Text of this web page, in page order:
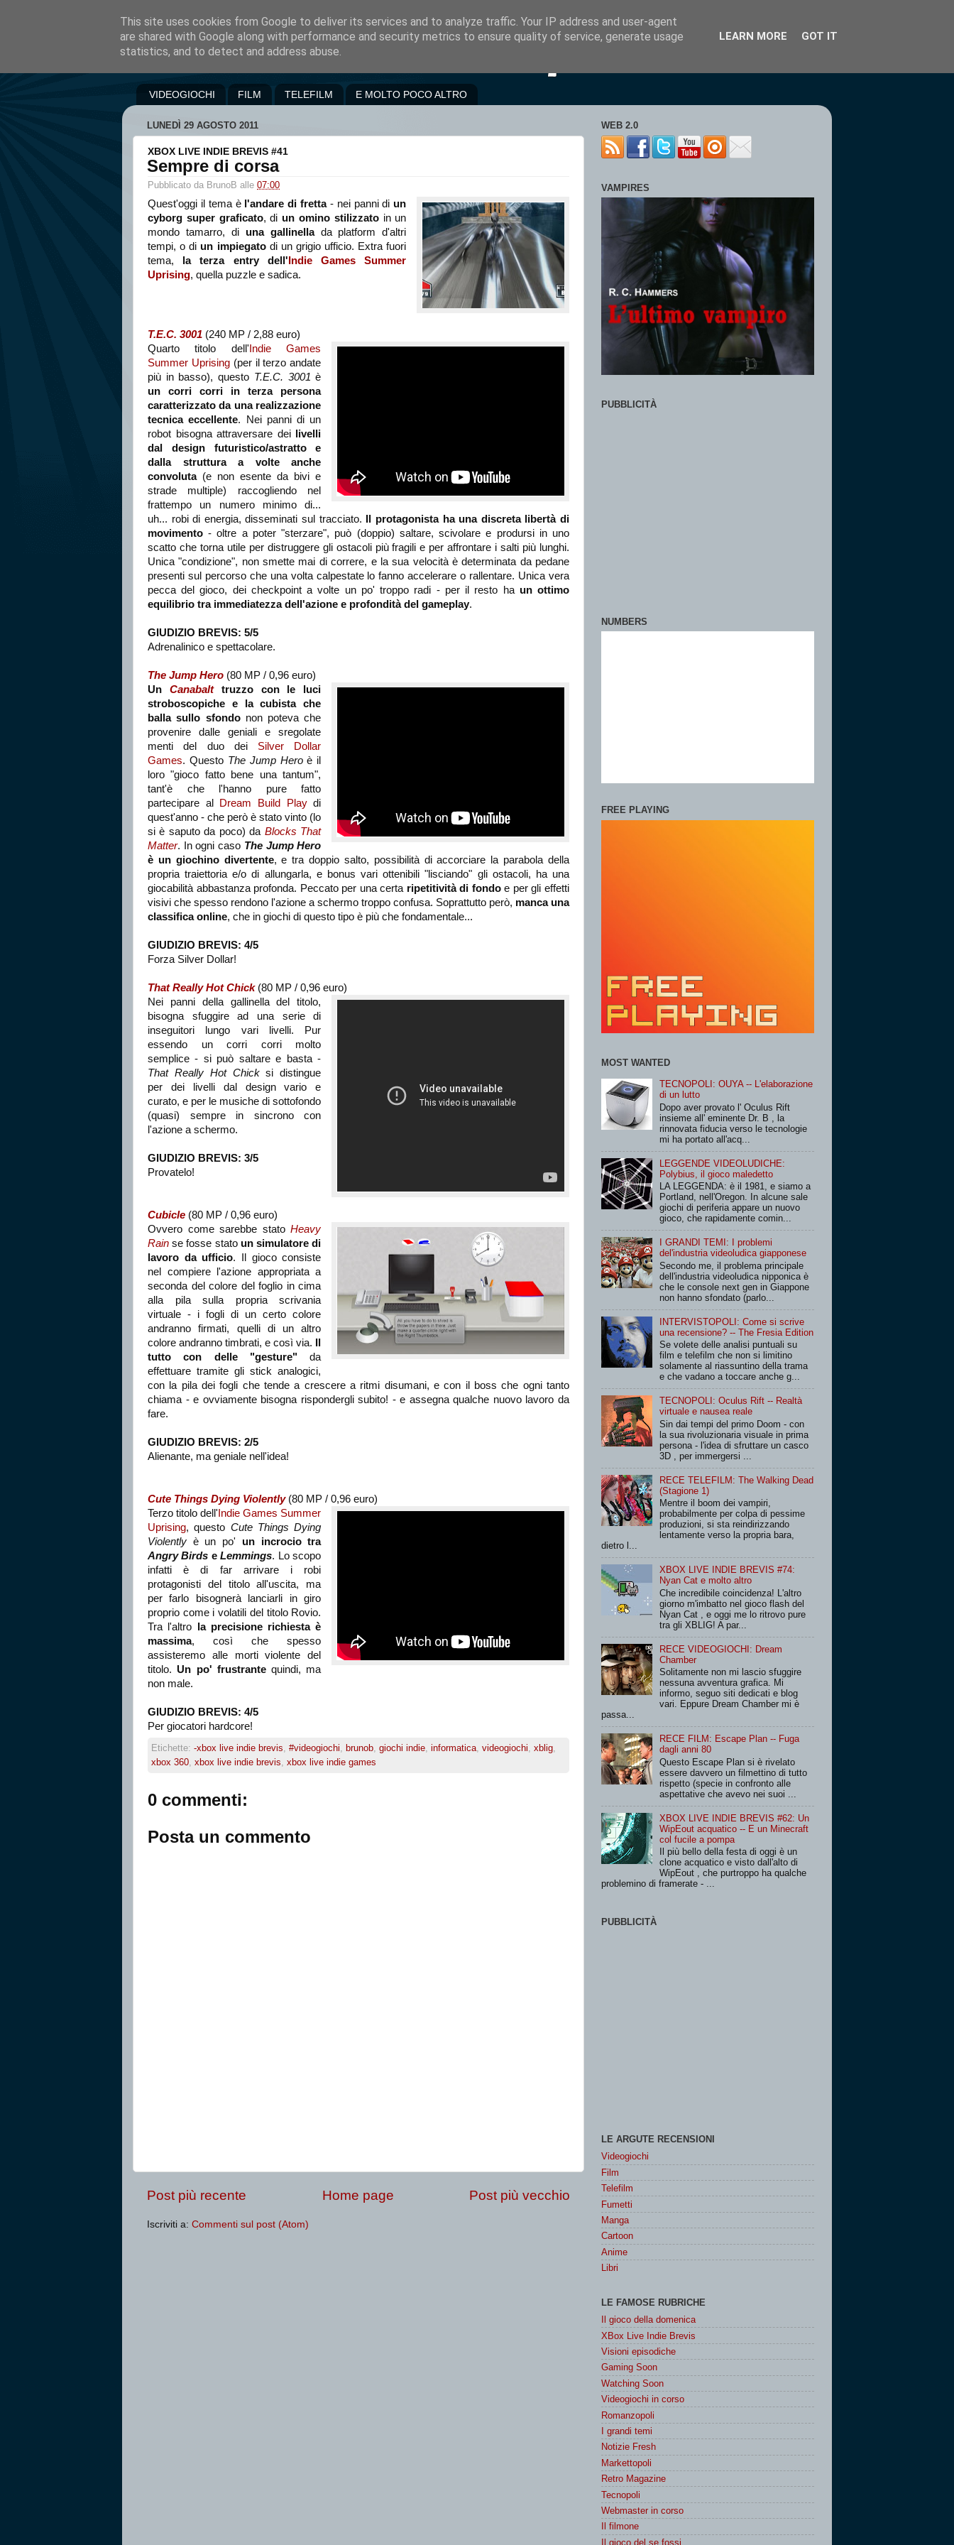
VIDEOGIOCHI FILM TELEFILM E MOLTO POCO ALTRO
LUNEDÌ 29 AGOSTO 2011
XBOX LIVE INDIE BREVIS #41
Sempre di corsa
Pubblicato da BrunoB alle 07:00
Quest'oggi il tema è l'andare di fretta- nei panni di un
cyborg super graficato, di un omino stilizzatoin un
mondo tamarro, di una gallinellada platform d'altri
tempi, o di un impiegatodi un grigio ufficio. Extra fuori
tema,
la terza entry dell' Indie Games Summer
Uprising, quella puzzle e sadica.
T.E.C. 3001 (240 MP / 2,88 euro)
Quarto titolo dell' Indie Games
Summer Uprising(per il terzo andate
più in basso), questo T.E.C. 3001 è
un corri corri in terza persona
caratterizzato da una realizzazione
tecnica eccellente. Nei panni di un
robot bisogna attraversare dei
livelli
dal design futuristico/astratto e
dalla struttura a volte anche
convoluta(e non esente da bivi e
strade multiple) raccogliendo nel
frattempo un numero minimo di...
uh... robi di energia, disseminati sul tracciato.
Il protagonista ha una discreta libertà di
movimento - oltre a poter "sterzare", può (doppio) saltare, scivolare e prodursi in uno
scatto che torna utile per distruggere gli ostacoli più fragili e per affrontare i salti più lunghi.
Unica "condizione", non smette mai di correre, e la sua velocità è determinata da pedane
presenti sul percorso che una volta calpestate lo fanno accelerare o rallentare. Unica vera
pecca del gioco, dei checkpoint a volte un po' troppo radi - per il resto ha un ottimo
equilibrio tra immediatezza dell'azione e profondità del gameplay.
GIUDIZIO BREVIS: 5/5
Adrenalinico e spettacolare.
The Jump Hero (80 MP / 0,96 euro)
Un Canabalttruzzo con le luci
stroboscopiche e la cubista che
balla sullo sfondonon poteva che
provenire dalle geniali e sregolate
menti del duo dei Silver Dollar
Games. Questo The Jump Heroè il
loro "gioco fatto bene una tantum",
tant'è che l'hanno pure fatto
partecipare al
Dream Build Playdi
quest'anno - che però è stato vinto (lo
si è saputo da poco) da Blocks That
Matter. In ogni caso The Jump Hero
è un giochino divertente, e tra doppio salto, possibilità di accorciare la parabola della
propria traiettoria e/o di allungarla, e bonus vari ottenibili "lisciando" gli ostacoli, ha una
giocabilità abbastanza profonda. Peccato per una certa ripetitività di fondoe per gli effetti
visivi che spesso rendono l'azione a schermo troppo confusa. Soprattutto però, manca una
classifica online, che in giochi di questo tipo è più che fondamentale...
GIUDIZIO BREVIS: 4/5
Forza Silver Dollar!
That Really Hot Chick(80 MP / 0,96 euro)
Nei panni della gallinella del titolo,
bisogna sfuggire ad una serie di
inseguitori lungo vari livelli. Pur
essendo un corri corri molto
semplice - si può saltare e basta -
That Really Hot Chicksi distingue
per dei livelli dal design vario e
curato, e per le musiche di sottofondo
(quasi) sempre in sincrono con
l'azione a schermo.
GIUDIZIO BREVIS: 3/5
Provatelo!
Cubicle (80 MP / 0,96 euro)
Ovvero come sarebbe statoHeavy
Rain se fosse stato un simulatore di
lavoro da ufficio. Il gioco consiste
nel compiere l'azione appropriata a
seconda del colore del foglio in cima
alla pila sulla propria scrivania
virtuale - i fogli di un certo colore
andranno firmati, quelli di un altro
colore andranno timbrati, e così via. Il
tutto con delle "gesture" da
effettuare tramite gli stick analogici,
con la pila dei fogli che tende a crescere a ritmi disumani, e con il boss che ogni tanto
chiama - e ovviamente bisogna rispondergli subito! - e assegna qualche nuovo lavoro da
fare.
GIUDIZIO BREVIS: 2/5
Alienante, ma geniale nell'idea!
Cute Things Dying Violently(80 MP / 0,96 euro)
Terzo titolo dell'Indie Games Summer
Uprising, questo Cute Things Dying
Violently è un po' un incrocio tra
Angry Birds eLemmings. Lo scopo
infatti è di far arrivare i robi
protagonisti del titolo all'uscita, ma
per farlo bisognerà lanciarli in giro
proprio come i volatili del titolo Rovio.
Tra l'altro la precisione richiesta è
massima, così che spesso
assisteremo alle morti violente del
titolo. Un po' frustrantequindi, ma
non male.
GIUDIZIO BREVIS: 4/5
Per giocatori hardcore!
Etichette: -xbox live indie brevis #videogiochi brunob giochi indie informatica videogiochi xblig
xbox 360 xbox live indie brevis xbox live indie games
0 commenti:
Posta un commento
Post più recente Post più vecchio
Home page
Iscriviti a: Commenti sul post (Atom)
WEB 2.0
VAMPIRES
PUBBLICITÀ
NUMBERS
FREE PLAYING
MOST WANTED
TECNOPOLI: OUYA -- L'elaborazione
di un lutto
Dopo aver provato l' Oculus Rift
insieme all' eminente Dr. B , la
rinnovata fiducia verso le tecnologie
mi ha portato all'acq...
LEGGENDE VIDEOLUDICHE:
Polybius, il gioco maledetto
LA LEGGENDA: è il 1981, e siamo a
Portland, nell'Oregon. In alcune sale
giochi di periferia appare un nuovo
gioco, che rapidamente comin...
I GRANDI TEMI: I problemi
del'industria videoludica giapponese
Secondo me, il problema principale
dell'industria videoludica nipponica è
che le console next gen in Giappone
non hanno sfondato (parlo...
INTERVISTOPOLI: Come si scrive
una recensione? -- The Fresia Edition
Se volete delle analisi puntuali su
film e telefilm che non si limitino
solamente al riassuntino della trama
e che vadano a toccare anche g...
TECNOPOLI: Oculus Rift -- Realtà
virtuale e nausea reale
Sin dai tempi del primo Doom - con
la sua rivoluzionaria visuale in prima
persona - l'idea di sfruttare un casco
3D , per immergersi ...
RECE TELEFILM: The Walking Dead
(Stagione 1)
Mentre il boom dei vampiri,
probabilmente per colpa di pessime
produzioni, si sta reindirizzando
lentamente verso la propria bara,
dietro l...
XBOX LIVE INDIE BREVIS #74:
Nyan Cat e molto altro
Che incredibile coincidenza! L'altro
giorno m'imbatto nel gioco flash del
Nyan Cat , e oggi me lo ritrovo pure
tra gli XBLIG! A par...
RECE VIDEOGIOCHI: Dream
Chamber
Solitamente non mi lascio sfuggire
nessuna avventura grafica. Mi
informo, seguo siti dedicati e blog
vari. Eppure Dream Chamber mi è
passa...
RECE FILM: Escape Plan -- Fuga
dagli anni 80
Questo Escape Plan si è rivelato
essere davvero un filmettino di tutto
rispetto (specie in confronto alle
aspettative che avevo nei suoi ...
XBOX LIVE INDIE BREVIS #62: Un
WipEout acquatico -- E un Minecraft
col fucile a pompa
Il più bello della festa di oggi è un
clone acquatico e visto dall'alto di
WipEout , che purtroppo ha qualche
problemino di framerate - ...
PUBBLICITÀ
LE ARGUTE RECENSIONI
Videogiochi
Film
Telefilm
Fumetti
Manga
Cartoon
Anime
Libri
LE FAMOSE RUBRICHE
Il gioco della domenica
XBox Live Indie Brevis
Visioni episodiche
Gaming Soon
Watching Soon
Videogiochi in corso
Romanzopoli
I grandi temi
Notizie Fresh
Markettopoli
Retro Magazine
Tecnopoli
Webmaster in corso
Il filmone
Il gioco del se fossi
This site uses cookies from Google to deliver its services and to analyze traffic. Your IP address and user-agent
are shared with Google along with performance and security metrics to ensure quality of service, generate usage
statistics, and to detect and address abuse.
LEARN MORE GOT IT